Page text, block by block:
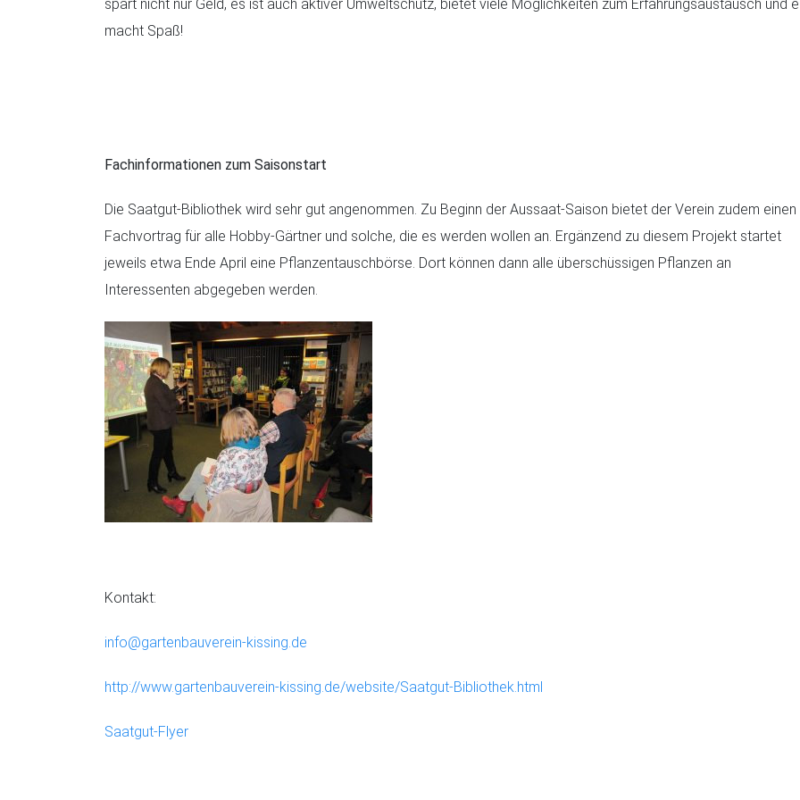
spart nicht nur Geld, es ist auch aktiver Umweltschutz, bietet viele Möglichkeiten zum Erfahrungsaustausch und
macht Spaß!
Fachinformationen zum Saisonstart
Die Saatgut-Bibliothek wird sehr gut angenommen. Zu Beginn der Aussaat-Saison bietet der Verein zudem einen
Fachvortrag für alle Hobby-Gärtner und solche, die es werden wollen an. Ergänzend zu diesem Projekt startet
jeweils etwa Ende April eine Pflanzentauschbörse. Dort können dann alle überschüssigen Pflanzen an
Interessenten abgegeben werden.
Kontakt:
info@gartenbauverein-kissing.de
http://www.gartenbauverein-kissing.de/website/Saatgut-Bibliothek.html
Saatgut-Flyer